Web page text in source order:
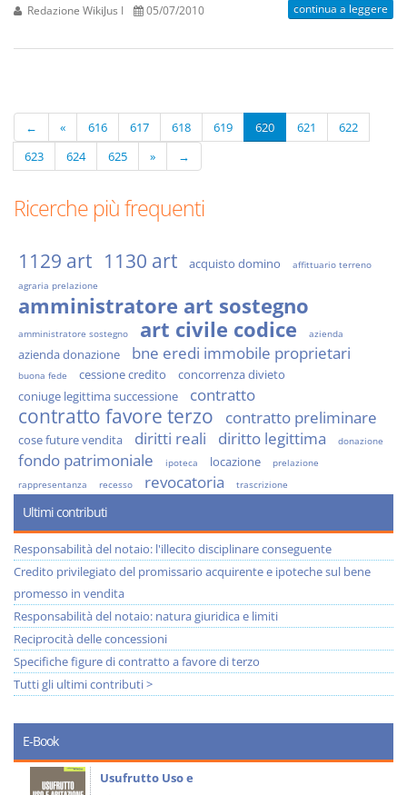
Redazione WikiJus I 05/07/2010 continua a leggere
← « 616 617 618 619 620 621
622
623
624 625 » →
Ricerche più frequenti
1129 art 1130 art acquisto domino
affittuario terreno
agraria prelazione
amministratore art sostegno
amministratore sostegno art civile codice azienda
azienda donazione bne eredi immobile proprietari
buona fede cessione credito
concorrenza divieto
coniuge legittima successione
contratto
contratto favore terzo contratto preliminare
cose future vendita diritti reali diritto legittima donazione
fondo patrimoniale ipoteca locazione
prelazione
rappresentanza
recesso revocatoria trascrizione
Ultimi contributi
Responsabilità del notaio: l'illecito disciplinare conseguente
Credito privilegiato del promissario acquirente e ipoteche sul bene
promesso in vendita
Responsabilità del notaio: natura giuridica e limiti
Reciprocità delle concessioni
Specifiche figure di contratto a favore di terzo
Tutti gli ultimi contributi >
E-Book
Usufrutto Uso e